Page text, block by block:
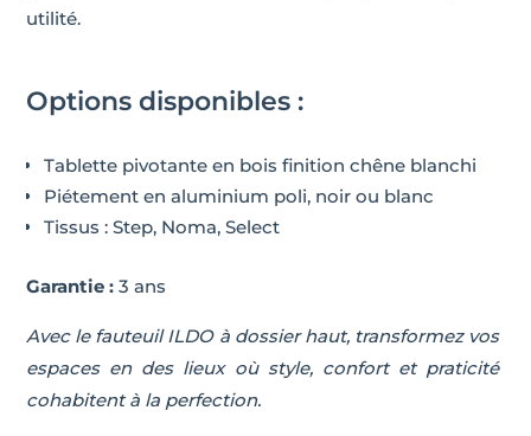
utilité.
Options disponibles :
Tablette pivotante en bois finition chêne blanchi
Piétement en aluminium poli, noir ou blanc
Tissus : Step, Noma, Select
Garantie : 3 ans
Avec le fauteuil ILDO à dossier haut, transformez vos
espaces en des lieux où style, confort et praticité
cohabitent à la perfection.